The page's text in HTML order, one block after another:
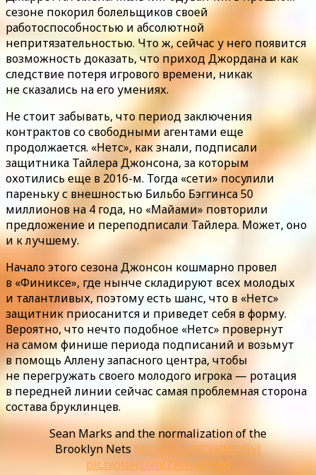
сезоне покорил болельщиков своей
работоспособностью и абсолютной
непритязательностью. Что ж, сейчас у него появится
возможность доказать, что приход Джордана и как
следствие потеря игрового времени, никак
не сказались на его умениях.
Не стоит забывать, что период заключения
контрактов со свободными агентами еще
продолжается. «Нетс», как знали, подписали
защитника Тайлера Джонсона, за которым
охотились еще в 2016-м. Тогда «сети» посулили
пареньку с внешностью Бильбо Бэггинса 50
миллионов на 4 года, но «Майами» повторили
предложение и переподписали Тайлера. Может, оно
и к лучшему.
Начало этого сезона Джонсон кошмарно провел
в «Финиксе», где нынче складируют всех молодых
и талантливых, поэтому есть шанс, что в «Нетс»
защитник приосанится и приведет себя в форму.
Вероятно, что нечто подобное «Нетс» провернут
на самом финише периода подписаний и возьмут
в помощь Аллену запасного центра, чтобы
не перегружать своего молодого игрока — ротация
в передней линии сейчас самая проблемная сторона
состава бруклинцев.
Sean Marks and the normalization of the
Brooklyn Nets https://t.co/XCkHNSY5vI
pic.twitter.com/TKn1sdtndd